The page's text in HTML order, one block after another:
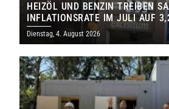
HEIZÖL UND BENZIN TREIBEN
INFLATIONSRATE IM JULI AUF
Dienstag, 4. August 2026